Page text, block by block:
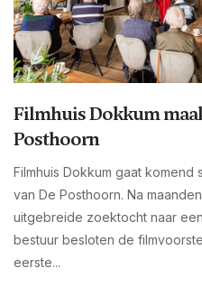
Filmhuis Dokkum
Posthoorn
Filmhuis Dokkum gaat
van De Posthoorn. Na
uitgebreide zoektocht naar
bestuur besloten de
eerste...